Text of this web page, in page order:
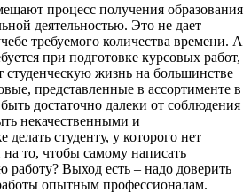
процесс получения образования
деятельностью. Это не дает
требуемого количества времени. А
при подготовке курсовых работ,
жизнь на большинстве
представленные в ассортименте в
достаточно далеки от соблюдения
некачественными и
студенту, у которого нет
то, чтобы самому написать
работу? Выход есть – надо доверить
опытным профессионалам.